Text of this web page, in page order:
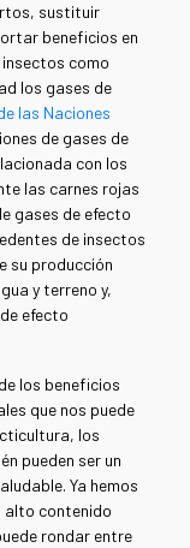
sustituir
beneficios en
como
los gases de
las Naciones
de gases de
con los
las carnes rojas
gases de efecto
de insectos
su producción
y terreno y,
efecto
los beneficios
que nos puede
los
pueden ser un
Ya hemos
alto contenido
rondar entre